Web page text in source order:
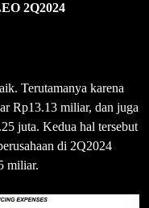
2Q2024
Terutamanya karena
Rp13.13 miliar, dan juga
juta. Kedua hal tersebut
di 2Q2024
miliar.